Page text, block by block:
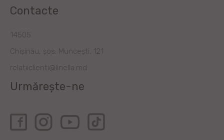
Contacte
14505
Chișinău, șos. Muncești, 121
relatiiclienti@linella.md
Urmărește-ne